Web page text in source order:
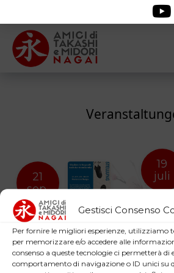
Gestisci Consenso
Per fornire le migliori esperienze, utilizziamo
per memorizzare e/o accedere alle
consenso a queste tecnologie ci permetterà di
comportamento di navigazione o ID unici su
21
sep.
DEUTSCHLAND
- Neviges
Was niemals stirbt
19
juli
-
Was
Leben
Midori